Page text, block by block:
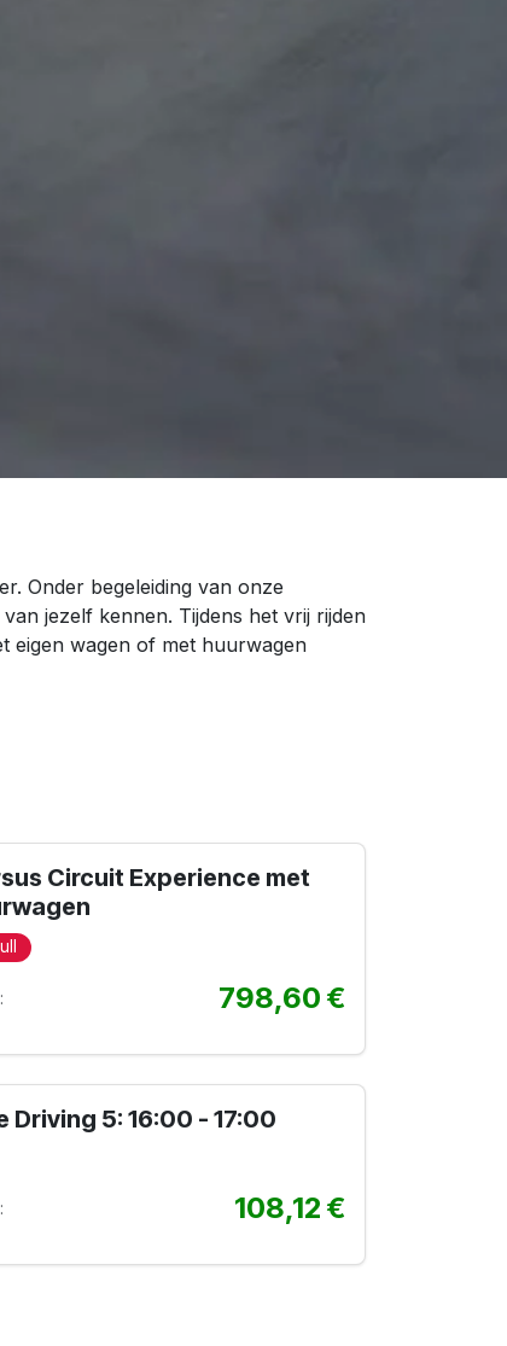
Onder begeleiding van onze
jezelf kennen. Tijdens het vrij rijden
eigen wagen of met huurwagen
Circuit Experience met
798,60 €
Driving 5: 16:00 - 17:00
108,12 €